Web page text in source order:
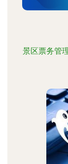
景区票务管